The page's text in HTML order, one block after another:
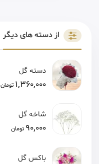
از دسته های دیگر
دسته گل
1,360,000 تومان
شاخه گل
90,000 تومان
باکس گل